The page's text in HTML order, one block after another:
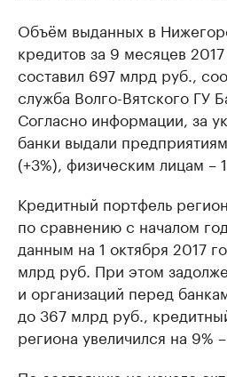
Объём выданных в
кредитов за 9 месяцев
составил ​697 млрд руб.,
служба Волго-Вятского ГУ
Согласно информации, за
банки выдали
(+3%), физическим лицам –
Кредитный портфель
по сравнению с началом
данным на 1 октября 2017
млрд руб. При этом
и организаций перед
до 367 млрд руб.,
региона увеличился на 9%